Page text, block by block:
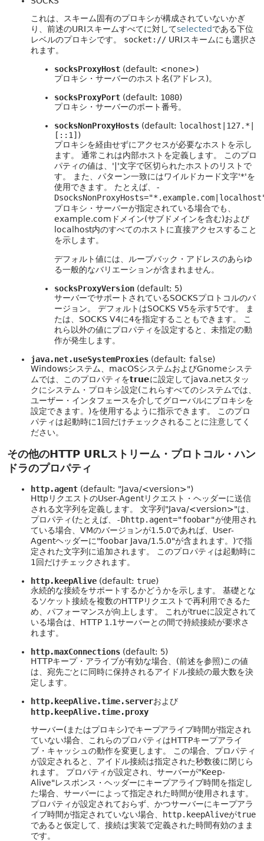
これは、スキーム固有のプロキシが構成されていないかぎ
り、前述のURIスキームすべてに対してselectedである下位
レベルのプロキシです。
socket:// URIスキームにも選択さ
れます。
socksProxyHost (default: <none>)
プロキシ・サーバーのホスト名(アドレス)。
socksProxyPort (default: 1080)
プロキシ・サーバーのポート番号。
socksNonProxyHosts (default: localhost|127.*|
[::1] )
プロキシを経由せずにアクセスが必要なホストを示し
ます。
通常これは内部ホストを定義します。
このプロ
パティの値は、'|'文字で区切られたホストのリストで
す。
また、パターン一致にはワイルドカード文字'*'を
使用できます。
たとえば、
-
プロキシ・サーバーが指定されている場合でも、
example.comドメイン(サブドメインを含む)および
localhost内のすべてのホストに直接アクセスすること
を示します。
デフォルト値には、ループバック・アドレスのあらゆ
る一般的なバリエーションが含まれません。
socksProxyVersion (default: 5)
サーバーでサポートされているSOCKSプロトコルのバ
ージョン。
デフォルトはSOCKS V5を示す5です。
ま
たは、SOCKS V4に4を指定することもできます。
こ
れら以外の値にプロパティを設定すると、未指定の動
作が発生します。
java.net.useSystemProxies (default: false)
Windowsシステム、macOSシステムおよびGnomeシステ
ムでは、このプロパティをtrueに設定してjava.netスタッ
クにシステム・プロキシ設定(これらすべてのシステムでは、
ユーザー・インタフェースを介してグローバルにプロキシを
設定できます。)を使用するように指示できます。
このプロ
パティは起動時に1回だけチェックされることに注意してく
ださい。
その他のHTTP URLストリーム・プロトコル・ハン
ドラのプロパティ
http.agent (default: "Java/<version>")
HttpリクエストのUser-Agentリクエスト・ヘッダーに送信
される文字列を定義します。
文字列"Java/<version>"は、
プロパティ(たとえば、
-Dhttp.agent="foobar"が使用され
ている場合、VMのバージョンが1.5.0であれば、User-
Agentヘッダーに"foobar Java/1.5.0"が含まれます。)で指
定された文字列に追加されます。
このプロパティは起動時に
1回だけチェックされます。
http.keepAlive (default: true)
永続的な接続をサポートするかどうかを示します。
基礎とな
るソケット接続を複数のHTTPリクエストで再利用できるた
め、パフォーマンスが向上します。
これがtrueに設定されて
いる場合は、HTTP 1.1サーバーとの間で持続接続が要求さ
れます。
http.maxConnections (default: 5)
HTTPキープ・アライブが有効な場合、(前述を参照)この値
は、宛先ごとに同時に保持されるアイドル接続の最大数を決
定します。
http.keepAlive.time.serverおよび
http.keepAlive.time.proxy
サーバー(またはプロキシ)でキープアライブ時間が指定され
ていない場合、これらのプロパティはHTTPキープアライ
ブ・キャッシュの動作を変更します。
この場合、プロパティ
が設定されると、アイドル接続は指定された秒数後に閉じら
れます。
プロパティが設定され、サーバーが"Keep-
Alive"レスポンス・ヘッダーにキープアライブ時間を指定し
た場合、サーバーによって指定された時間が使用されます。
プロパティが設定されておらず、かつサーバーにキープアラ
イブ時間が指定されていない場合、
http.keepAliveがtrue
であると仮定して、接続は実装で定義された時間有効のまま
です。